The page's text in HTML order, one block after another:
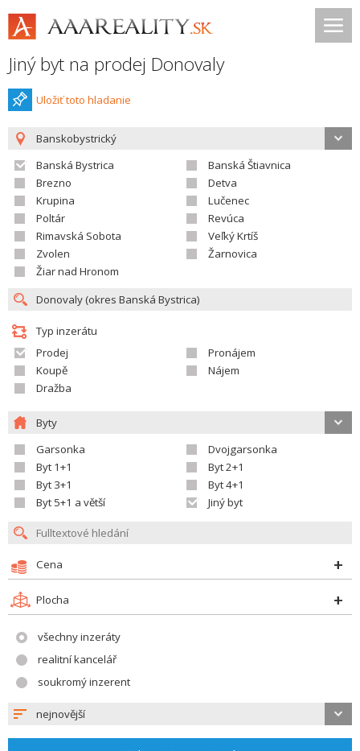
Jiný byt na prodej Donovaly
Uložiť toto hladanie
Banskobystrický
Banská Bystrica
Banská Štiavnica
Brezno
Detva
Krupina
Lučenec
Poltár
Revúca
Rimavská Sobota
Veľký Krtíš
Zvolen
Žarnovica
Žiar nad Hronom
Typ inzerátu
Prodej
Pronájem
Koupě
Nájem
Dražba
Byty
Garsonka
Dvojgarsonka
Byt 1+1
Byt 2+1
Byt 3+1
Byt 4+1
Byt 5+1 a větší
Jiný byt
Cena
Plocha
všechny inzeráty
realitní kancelář
soukromý inzerent
nejnovější